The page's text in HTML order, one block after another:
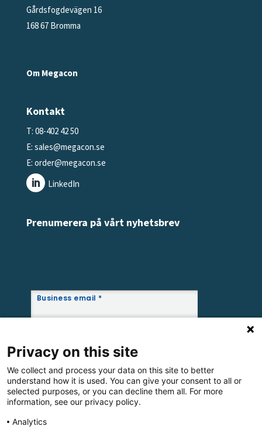
Gårdsfogdevägen 16
168 67 Bromma
Om Megacon
Kontakt
T: 08-402 42 50
E: sales@megacon.se
E: order@megacon.se
LinkedIn
Prenumerera på vårt nyhetsbrev
Privacy on this site
We collect and process your data on this site to better
understand how it is used. You can give your consent to all or
selected purposes, or you can decline them all. For more
information, see our privacy policy.
Analytics